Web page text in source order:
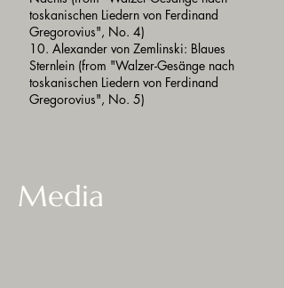
Media
toskanischen Liedern von Ferdinand
Gregorovius", No. 4)
10. Alexander von Zemlinski: Blaues
Sternlein (from "Walzer-Gesänge nach
toskanischen Liedern von Ferdinand
Gregorovius", No. 5)